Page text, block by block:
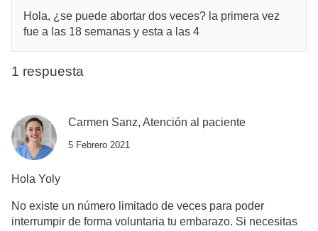
Hola, ¿se puede abortar dos veces? la primera vez
fue a las 18 semanas y esta a las 4
1 respuesta
Carmen Sanz, Atención al paciente
5 Febrero 2021
Hola Yoly
No existe un número limitado de veces para poder
interrumpir de forma voluntaria tu embarazo. Si necesitas